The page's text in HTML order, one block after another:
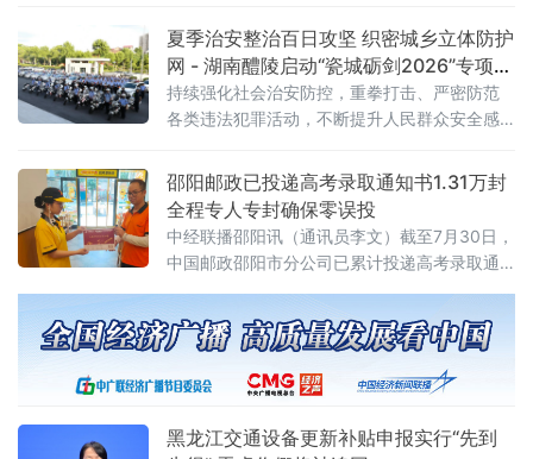
市级专家团队，走出诊室，来到一线，为群众
提供把脉问诊、健康咨询等公益服务。除本地
专家外，活动还特邀中国中医科学院西苑医院
苏州医院重症医学
夏季治安整治百日攻坚 织密城乡立体防护
网 - 湖南醴陵启动“瓷城砺剑2026”专项行
动
持续强化社会治安防控，重拳打击、严密防范
各类违法犯罪活动，不断提升人民群众安全感
2026”专项整治行动，行动时间自8月3日起至
10月30日。
邵阳邮政已投递高考录取通知书1.31万封
全程专人专封确保零误投
中经联播邵阳讯（通讯员李文）截至7月30日，
中国邮政邵阳市分公司已累计投递高考录取通
人、专区、单封、单交操作，确保每一封录取
通知书精准送达。邵阳邮政组建市、县两级专
项工作专班，统筹寄递全流程管理。邮件处理
环节开辟“绿色通道”，录取通知书及学生档案邮
逐袋扫描开拆、逐件扫描勾核、逐袋交接，严
黑龙江交通设备更新补贴申报实行“先到